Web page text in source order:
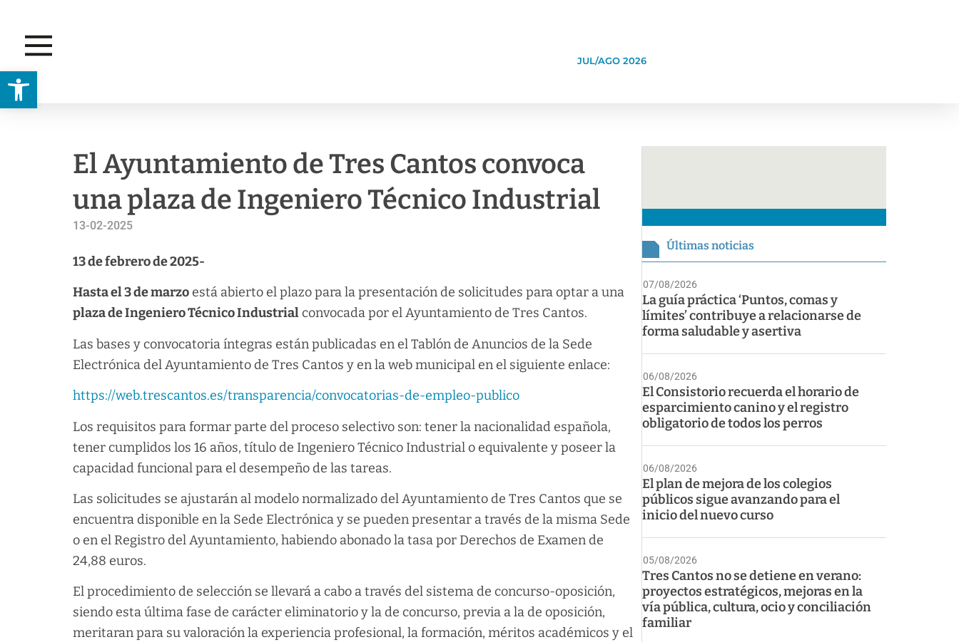
JUL/AGO 2026
El Ayuntamiento de Tres Cantos convoca
una plaza de Ingeniero Técnico Industrial
13-02-2025
13 de febrero de 2025-
Hasta el 3 de marzo está abierto el plazo para la presentación de solicitudes para optar a una
plaza de Ingeniero Técnico Industrialconvocada por el Ayuntamiento de Tres Cantos.
Las bases y convocatoria íntegras están publicadas en el Tablón de Anuncios de la Sede
Electrónica del Ayuntamiento de Tres Cantos y en la web municipal en el siguiente enlace:
https://web.trescantos.es/transparencia/convocatorias-de-empleo-publico
Los requisitos para formar parte del proceso selectivo son: tener la nacionalidad española,
tener cumplidos los 16 años, título de Ingeniero Técnico Industrial o equivalente y poseer la
capacidad funcional para el desempeño de las tareas.
Las solicitudes se ajustarán al modelo normalizado del Ayuntamiento de Tres Cantos que se
encuentra disponible en la Sede Electrónica y se pueden presentar a través de la misma Sede
o en el Registro del Ayuntamiento, habiendo abonado la tasa por Derechos de Examen de
24,88 euros.
El procedimiento de selección se llevará a cabo a través del sistema de concurso-oposición,
siendo esta última fase de carácter eliminatorio y la de concurso, previa a la de oposición,
meritaran para su valoración la experiencia profesional, la formación, méritos académicos y el
Últimas noticias
07/08/2026
La guía práctica ‘Puntos, comas y
límites’ contribuye a relacionarse de
forma saludable y asertiva
06/08/2026
El Consistorio recuerda el horario de
esparcimiento canino y el registro
obligatorio de todos los perros
06/08/2026
El plan de mejora de los colegios
públicos sigue avanzando para el
inicio del nuevo curso
05/08/2026
Tres Cantos no se detiene en verano:
proyectos estratégicos, mejoras en la
vía pública, cultura, ocio y conciliación
familiar
Abrir barra de herramientas